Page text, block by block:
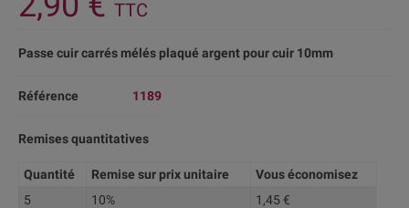
TTC
Passe cuir carrés mélés plaqué argent pour cuir 10mm
Référence 1189
Remises quantitatives
Quantité Remise sur prix unitaire
Vous économisez
5
10%
1,45 €